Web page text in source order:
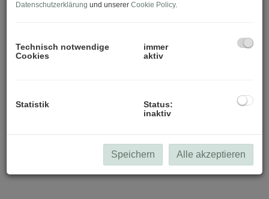
Datenschutzerklärung und unserer Cookie Policy.
Technisch notwendige
Cookies
immer
aktiv
Statistik
Status:
inaktiv
Speichern Alle akzeptieren